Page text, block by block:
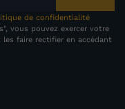
de confidentialité
vous pouvez exercer votre
faire rectifier en accédant